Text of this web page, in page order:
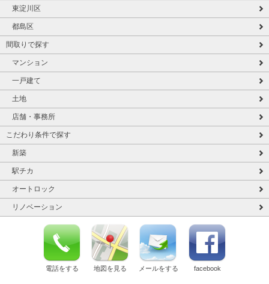
東淀川区
都島区
間取りで探す
マンション
一戸建て
土地
店舗・事務所
こだわり条件で探す
新築
駅チカ
オートロック
リノベーション
電話をする 地図を見る メールをする facebook